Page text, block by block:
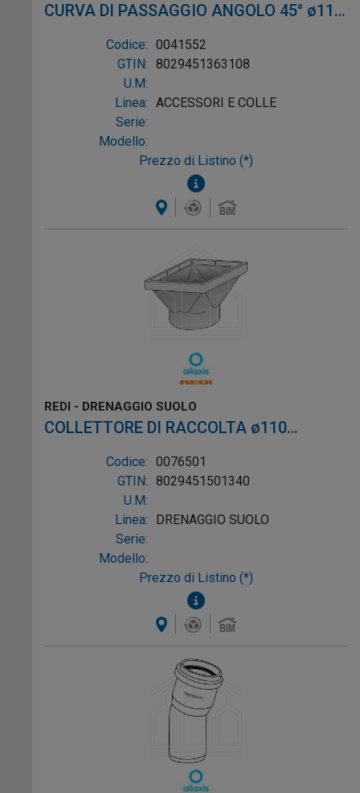
impegno verso la sostenibilità assicura
e più sostenibile, preservando le
preziose risorse idriche del nostro
pianeta.
CURVA DI PASSAGGIO ANGOLO 45° ø110
FEMMINA/ø100 MASCHIO CON O-RING
PVC GRIGIO
Codice: 0041552
GTIN: 8029451363108
U.M:
Linea: ACCESSORI E COLLE
Serie:
Modello:
Prezzo di Listino (*)
REDI - DRENAGGIO SUOLO
COLLETTORE DI RACCOLTA ø110
L.150x150 PVC ROSSO
Codice: 0076501
GTIN: 8029451501340
U.M:
Linea:
DRENAGGIO SUOLO
Serie:
Modello:
Prezzo di Listino (*)